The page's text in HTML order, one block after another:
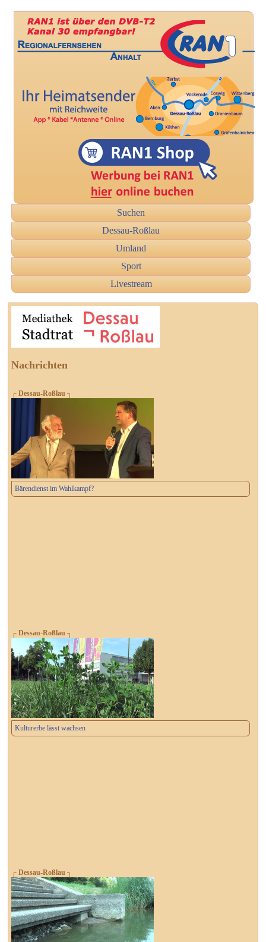
Suchen
Dessau-Roßlau
Umland
Sport
Livestream
Nachrichten
┌ Dessau-Roßlau ┐
Bärendienst im Wahlkampf?
┌ Dessau-Roßlau ┐
Kulturerbe lässt wachsen
┌ Dessau-Roßlau ┐